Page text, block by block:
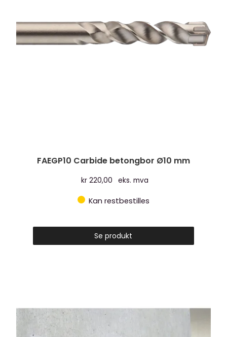
FAEGP10 Carbide betongbor Ø10 mm
kr220,00 eks. mva
Kan restbestilles
Se produkt